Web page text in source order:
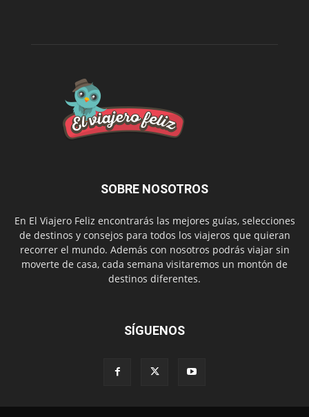
SOBRE NOSOTROS
En El Viajero Feliz encontrarás las mejores guías, selecciones
de destinos y consejos para todos los viajeros que quieran
recorrer el mundo. Además con nosotros podrás viajar sin
moverte de casa, cada semana visitaremos un montón de
destinos diferentes.
SÍGUENOS